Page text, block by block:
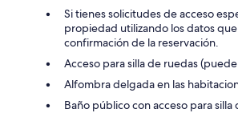
Si tienes solicitudes de acceso
propiedad utilizando los datos
confirmación de la reservación.
Acceso para silla de ruedas
Alfombra delgada en las
Baño público con acceso para silla